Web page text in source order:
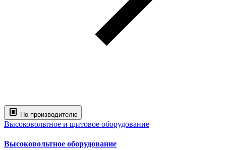
По производителю
Высоковольтное и щитовое оборудование
Высоковольтное оборудование